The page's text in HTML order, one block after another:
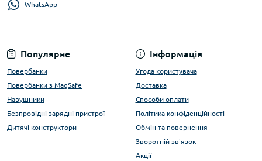
Популярне
Повербанки
Повербанки з MagSafe
Навушники
Безпровідні зарядні пристрої
Дитячі конструктори
Інформація
Угода користувача
Доставка
Способи оплати
Політика конфіденційності
Обмін та повернення
Зворотній зв'язок
Акції
WhatsApp